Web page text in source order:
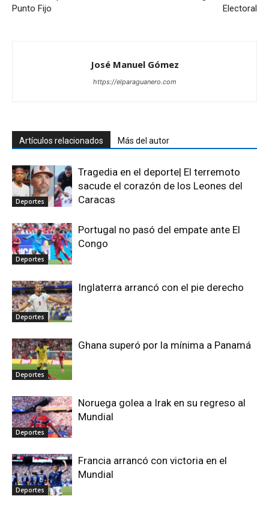
Punto Fijo
Electoral
José Manuel Gómez
https://elparaguanero.com
Artículos relacionados Más del autor
Deportes
Tragedia en el deporte| El terremoto
sacude el corazón de los Leones del
Caracas
Deportes
Portugal no pasó del empate ante El
Congo
Deportes
Inglaterra arrancó con el pie derecho
Deportes
Ghana superó por la mínima a Panamá
Deportes
Noruega golea a Irak en su regreso al
Mundial
Deportes
Francia arrancó con victoria en el
Mundial